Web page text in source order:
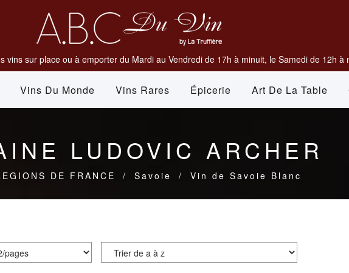
vins sur place ou à emporter du Mardi au Vendredi de 17h à minuit, le Samedi de 12h à
Vins Du Monde Vins Rares Épicerie Art De La Table
LUDOVIC ARCHER
DE FRANCE / Savoie / Vin de Savoie Blanc